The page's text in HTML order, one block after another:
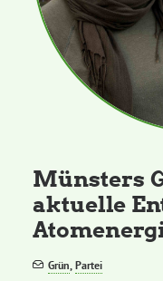
Ortsverbände
Kommissionen
Grünes Zentrum
Personen
Münsters
aktuelle
Grün,Partei